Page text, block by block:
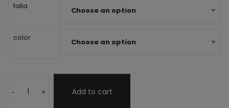
talla
color
- + Add to cart